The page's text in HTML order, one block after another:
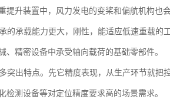
提升装置中，风力发电的变桨和偏航机构也
的承载能力更大，刚性，能适应低速重载的
精密设备中承受轴向载荷的基础零部件。
突出特点。先它精度表现，从生产环节就把
测设备等对定位精度要求高的场景需求。